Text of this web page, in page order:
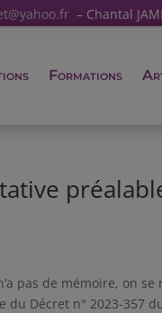
– Chantal
Formations
pas de mémoire, on
du Décret n° 2023-357